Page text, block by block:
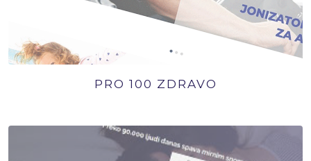
PRO 100 ZDRAVO